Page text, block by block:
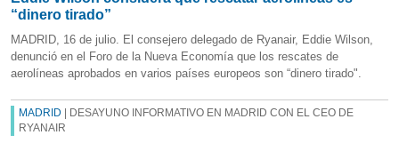
“dinero tirado”
MADRID, 16 de julio. El consejero delegado de Ryanair, Eddie Wilson,
denunció en el Foro de la Nueva Economía que los rescates de
aerolíneas aprobados en varios países europeos son “dinero tirado".
MADRID | DESAYUNO INFORMATIVO EN MADRID CON EL CEO DE
RYANAIR